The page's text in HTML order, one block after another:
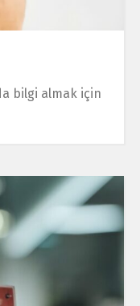
bilgi almak için